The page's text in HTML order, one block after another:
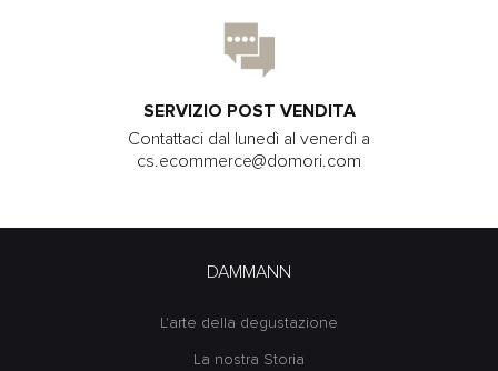
SERVIZIO POST VENDITA
Contattaci dal lunedì al venerdì a
cs.ecommerce@domori.com
DAMMANN
L'arte della degustazione
La nostra Storia